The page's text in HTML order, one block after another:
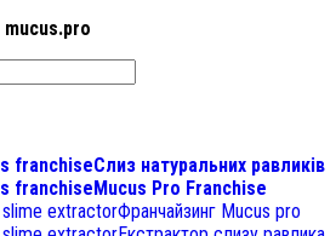
mucus.pro
Слиз натуральних равликів
Mucus Pro Franchise
Франчайзинг Mucus pro